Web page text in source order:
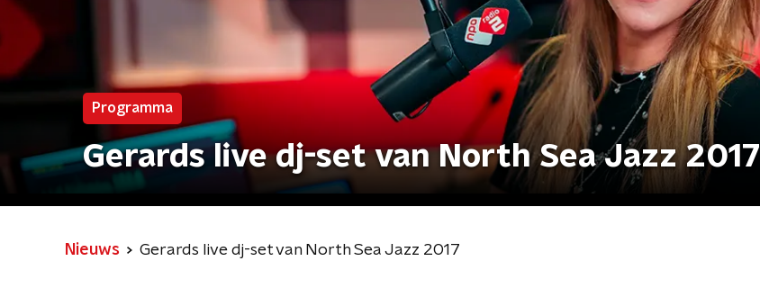
Programma
Gerards live dj-set van North Sea Jazz 2017
Nieuws Gerards live dj-set van North Sea Jazz 2017